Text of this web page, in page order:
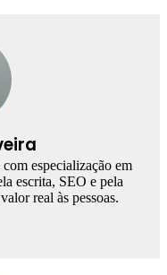
especialização em
escrita, SEO e pela
real às pessoas.